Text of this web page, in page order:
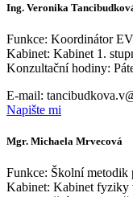
Ing. Veronika
Funkce: Koordinátor
Kabinet: Kabinet 1.
Konzultační hodiny:
E-mail:
Napište mi
Mgr. Michaela Mrvecová
Funkce: Školní metodik
Kabinet: Kabinet fyziky